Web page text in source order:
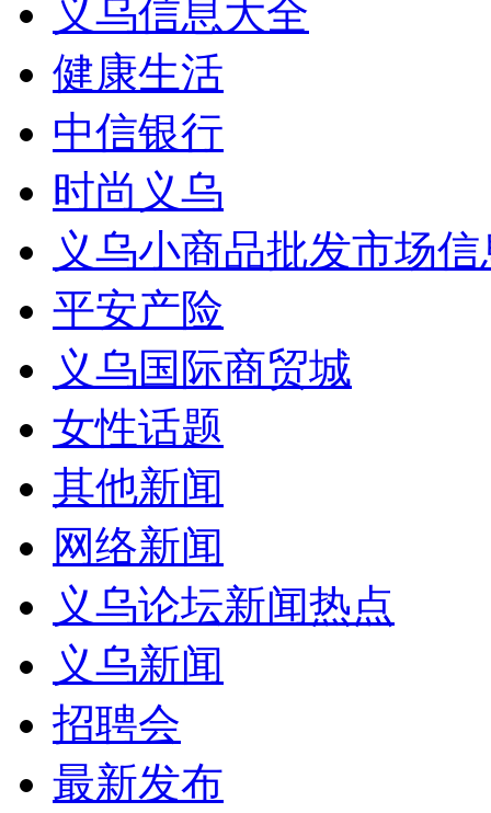
义乌信息大全
健康生活
中信银行
时尚义乌
义乌小商品批发市场
平安产险
义乌国际商贸城
女性话题
其他新闻
网络新闻
义乌论坛新闻热点
义乌新闻
招聘会
最新发布